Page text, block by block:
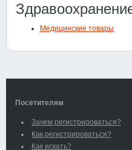
Медицинские товары
Посетителям
Зачем регистрироваться?
Как регистрироваться?
Как искать?